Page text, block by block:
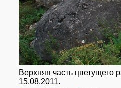
Верхняя часть цветущего
15.08.2011.